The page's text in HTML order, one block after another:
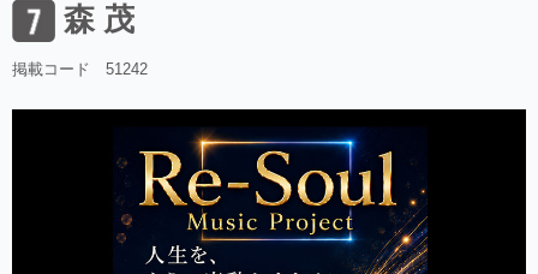
森 茂
掲載コード 51242